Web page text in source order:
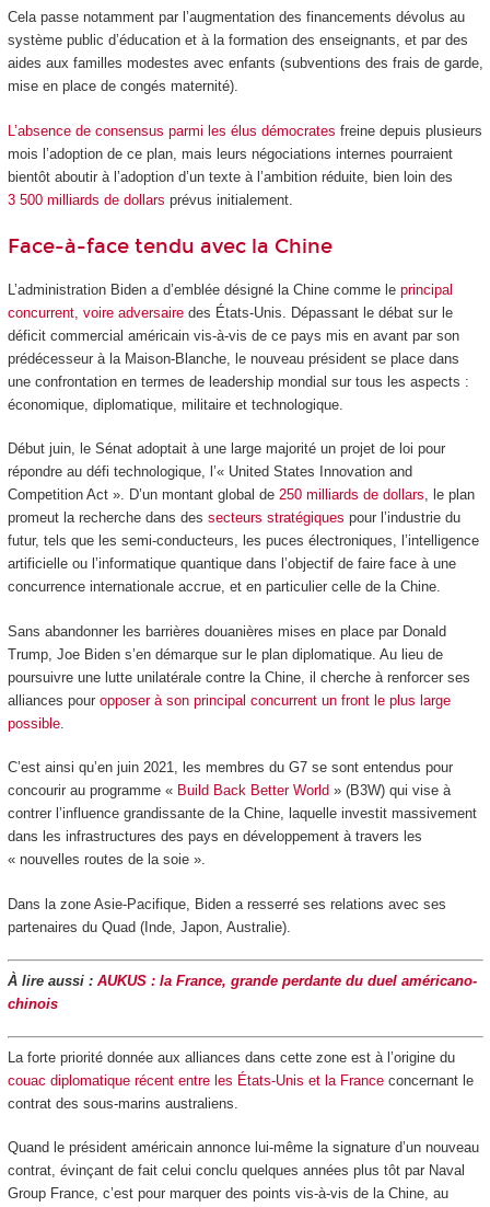
Cela passe notamment par l’augmentation des financements dévolus au
système public d’éducation et à la formation des enseignants, et par des
aides aux familles modestes avec enfants (subventions des frais de garde,
mise en place de congés maternité).
L’absence de consensus parmi les élus démocrates freine depuis plusieurs
mois l’adoption de ce plan, mais leurs négociations internes pourraient
bientôt aboutir à l’adoption d’un texte à l’ambition réduite, bien loin des
3 500 milliards de dollars prévus initialement.
Face-à-face tendu avec la Chine
L’administration Biden a d’emblée désigné la Chine comme le principal
concurrent, voire adversairedes États-Unis. Dépassant le débat sur le
déficit commercial américain vis-à-vis de ce pays mis en avant par son
prédécesseur à la Maison-Blanche, le nouveau président se place dans
une confrontation en termes de leadership mondial sur tous les aspects :
économique, diplomatique, militaire et technologique.
Début juin, le Sénat adoptait à une large majorité un projet de loi pour
répondre au défi technologique, l’« United States Innovation and
Competition Act ». D’un montant global de 250 milliards de dollars, le plan
promeut la recherche dans des secteurs stratégiques pour l’industrie du
futur, tels que les semi-conducteurs, les puces électroniques, l’intelligence
artificielle ou l’informatique quantique dans l’objectif de faire face à une
concurrence internationale accrue, et en particulier celle de la Chine.
Sans abandonner les barrières douanières mises en place par Donald
Trump, Joe Biden s’en démarque sur le plan diplomatique. Au lieu de
poursuivre une lutte unilatérale contre la Chine, il cherche à renforcer ses
alliances pour opposer à son principal concurrent un front le plus large
possible.
C’est ainsi qu’en juin 2021, les membres du G7 se sont entendus pour
concourir au programme « Build Back Better World » (B3W) qui vise à
contrer l’influence grandissante de la Chine, laquelle investit massivement
dans les infrastructures des pays en développement à travers les
« nouvelles routes de la soie ».
Dans la zone Asie-Pacifique, Biden a resserré ses relations avec ses
partenaires du Quad (Inde, Japon, Australie).
À lire aussi : AUKUS : la France, grande perdante du duel américano-
chinois
La forte priorité donnée aux alliances dans cette zone est à l’origine du
couac diplomatique récent entre les États-Unis et la Franceconcernant le
contrat des sous-marins australiens.
Quand le président américain annonce lui-même la signature d’un nouveau
contrat, évinçant de fait celui conclu quelques années plus tôt par Naval
Group France, c’est pour marquer des points vis-à-vis de la Chine, au